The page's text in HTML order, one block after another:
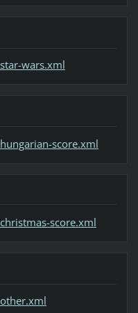
wars.xml
score.xml
score.xml